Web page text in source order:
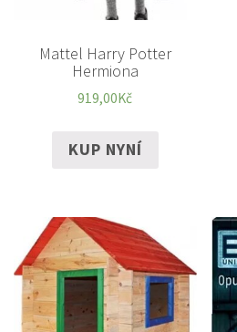
Mattel Harry Potter
Hermiona
919,00Kč
KUP NYNÍ